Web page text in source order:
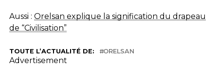
Aussi : Orelsan explique la signification du drapeau
de “Civilisation”
TOUTE L’ACTUALITÉ DE: ORELSAN
Advertisement